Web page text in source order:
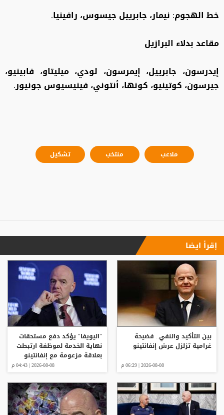
خط الهجوم: نيمار، جابرييل جيسوس، رافينيا.
مقاعد بدلاء البرازيل
إيدرسون، جابرييل، إيمرسون، لودي، ميليتاو، فابينيو،
جيرسون، كوتينيو، كونها، أنتوني، فينيسيوس جونيور.
ملاعب منتخب تشكيل
إقرأ ايضا
بين التأكيد والنفي.. فضيحة
غرامية تزلزل عرش إنفانتينو
2026-08-08 | 06:29 م
"اليويفا" يؤكد دفع مستحقات
نهاية الخدمة لموظفة ارتبطت
بعلاقة مزعومة مع إنفانتينو
2026-08-08 | 04:43 م